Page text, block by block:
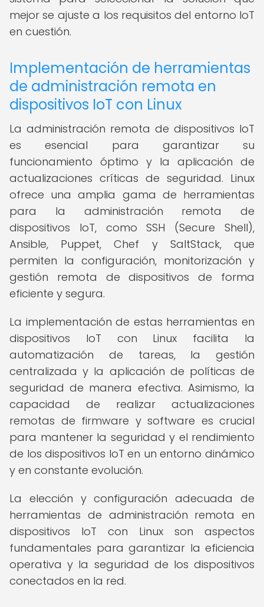
mejor se ajuste a los requisitos del entorno IoT
en cuestión.
Implementación de herramientas
de administración remota en
dispositivos IoT con Linux
La administración remota de dispositivos IoT
es esencial para garantizar su
funcionamiento óptimo y la aplicación de
actualizaciones críticas de seguridad. Linux
ofrece una amplia gama de herramientas
para la administración remota de
dispositivos IoT, como SSH (Secure Shell),
Ansible, Puppet, Chef y SaltStack, que
permiten la configuración, monitorización y
gestión remota de dispositivos de forma
eficiente y segura.
La implementación de estas herramientas en
dispositivos IoT con Linux facilita la
automatización de tareas, la gestión
centralizada y la aplicación de políticas de
seguridad de manera efectiva. Asimismo, la
capacidad de realizar actualizaciones
remotas de firmware y software es crucial
para mantener la seguridad y el rendimiento
de los dispositivos IoT en un entorno dinámico
y en constante evolución.
La elección y configuración adecuada de
herramientas de administración remota en
dispositivos IoT con Linux son aspectos
fundamentales para garantizar la eficiencia
operativa y la seguridad de los dispositivos
conectados en la red.